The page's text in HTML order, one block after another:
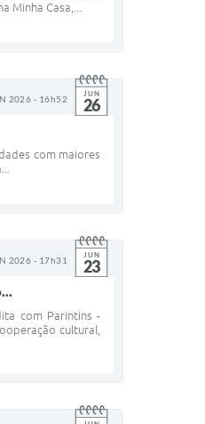
Casa,...
2026 - 16h52 JUN
26
com maiores
2026 - 17h31 JUN
23
com Parintins -
cultural,